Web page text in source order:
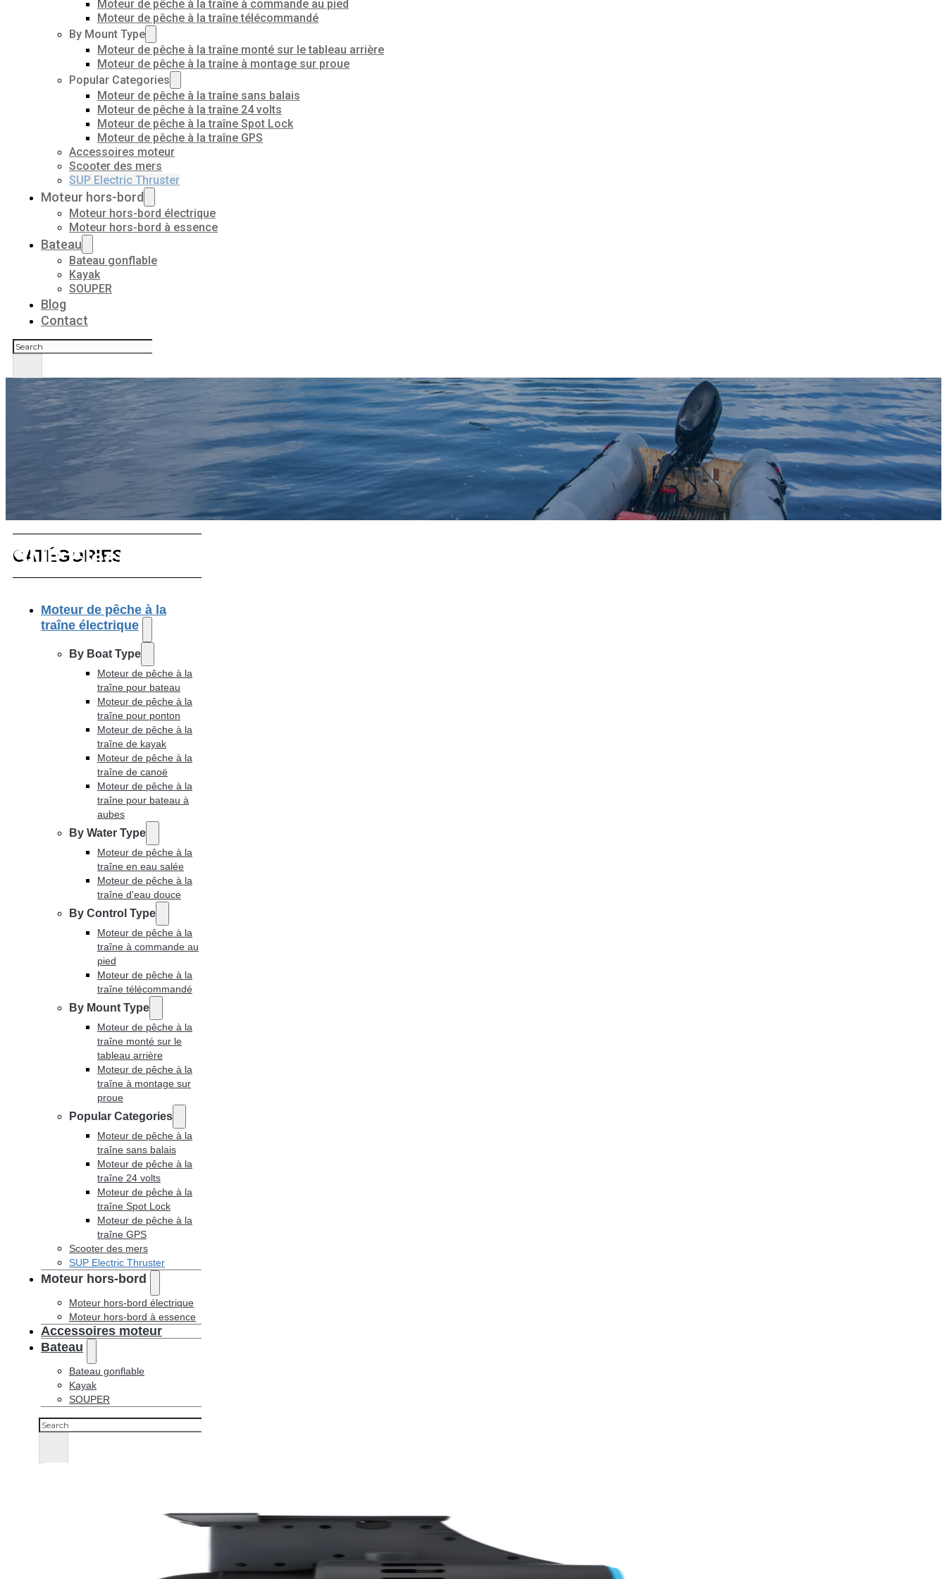
Moteur de pêche à la traîne à commande au pied
Moteur de pêche à la traîne télécommandé
By Mount Type
Moteur de pêche à la traîne monté sur le tableau arrière
Moteur de pêche à la traîne à montage sur proue
Popular Categories
Moteur de pêche à la traîne sans balais
Moteur de pêche à la traîne 24 volts
Moteur de pêche à la traîne Spot Lock
Moteur de pêche à la traîne GPS
Accessoires moteur
Scooter des mers
SUP Electric Thruster
Moteur hors-bord
Moteur hors-bord électrique
Moteur hors-bord à essence
Bateau
Bateau gonflable
Kayak
SOUPER
Blog
Contact
Rechercher
SUP Electric Thruster
CATÉGORIES
Moteur de pêche à la
traîne électrique
By Boat Type
Moteur de pêche à la
traîne pour bateau
Moteur de pêche à la
traîne pour ponton
Moteur de pêche à la
traîne de kayak
Moteur de pêche à la
traîne de canoë
Moteur de pêche à la
traîne pour bateau à
aubes
By Water Type
Moteur de pêche à la
traîne en eau salée
Moteur de pêche à la
traîne d'eau douce
By Control Type
Moteur de pêche à la
traîne à commande au
pied
Moteur de pêche à la
traîne télécommandé
By Mount Type
Moteur de pêche à la
traîne monté sur le
tableau arrière
Moteur de pêche à la
traîne à montage sur
proue
Popular Categories
Moteur de pêche à la
traîne sans balais
Moteur de pêche à la
traîne 24 volts
Moteur de pêche à la
traîne Spot Lock
Moteur de pêche à la
traîne GPS
Scooter des mers
SUP Electric Thruster
Moteur hors-bord
Moteur hors-bord électrique
Moteur hors-bord à essence
Accessoires moteur
Bateau
Bateau gonflable
Kayak
SOUPER
Rechercher